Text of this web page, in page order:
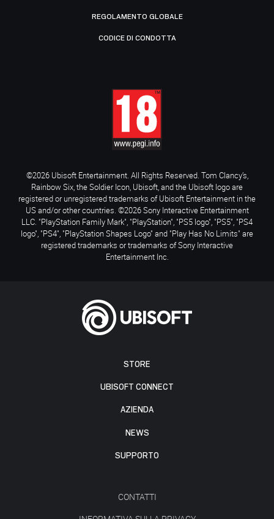
STORE
UBISOFT CONNECT
AZIENDA
NEWS
SUPPORTO
CONTATTI
REGOLAMENTO GLOBALE
CODICE DI CONDOTTA
©2026 Ubisoft Entertainment. All Rights Reserved. Tom Clancy’s,
Rainbow Six, the Soldier Icon, Ubisoft, and the Ubisoft logo are
registered or unregistered trademarks of Ubisoft Entertainment in the
US and/or other countries. ©2026 Sony Interactive Entertainment
LLC. "PlayStation Family Mark", "PlayStation", "PS5 logo", "PS5", "PS4
logo", "PS4", "PlayStation Shapes Logo" and "Play Has No Limits" are
registered trademarks or trademarks of Sony Interactive
Entertainment Inc.